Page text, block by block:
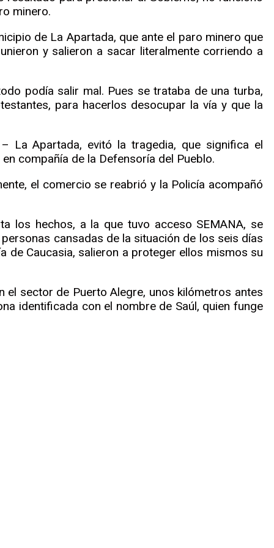
minero.
de La Apartada, que ante el paro minero que
y salieron a sacar literalmente corriendo a
podía salir mal. Pues se trataba de una turba,
para hacerlos desocupar la vía y que la
La Apartada, evitó la tragedia, que significa el
compañía de la Defensoría del Pueblo.
el comercio se reabrió y la Policía acompañó
los hechos, a la que tuvo acceso SEMANA, se
cansadas de la situación de los seis días
de Caucasia, salieron a proteger ellos mismos su
el sector de Puerto Alegre, unos kilómetros antes
identificada con el nombre de Saúl, quien funge